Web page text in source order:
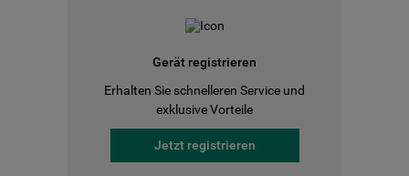
Gerät registrieren
Erhalten Sie schnelleren Service und
exklusive Vorteile
Jetzt registrieren